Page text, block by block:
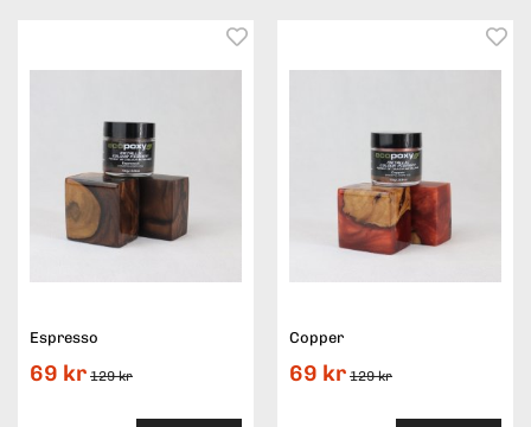
Espresso
69 kr 129 kr
Copper
69 kr 129 kr